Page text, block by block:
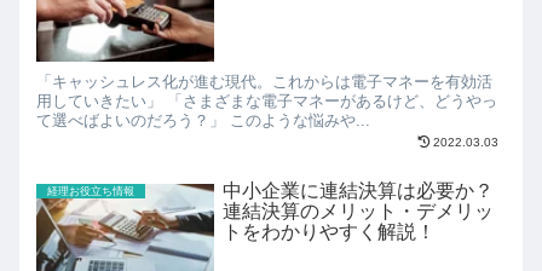
「キャッシュレス化が進む現代。これからは電子マネーを有効活
用していきたい」 「さまざまな電子マネーがあるけど、どうやっ
て選べばよいのだろう？」 このような悩みや...
2022.03.03
経理お役立ち情報
中小企業に連結決算は必要か？
連結決算のメリット・デメリッ
トをわかりやすく解説！